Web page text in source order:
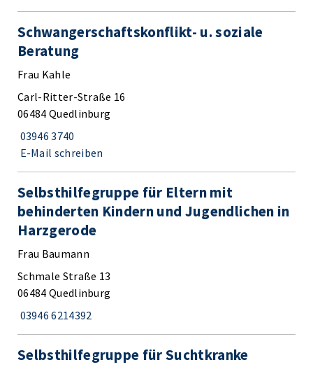
Schwangerschaftskonflikt- u. soziale
Beratung
Frau Kahle
Carl-Ritter-Straße 16
06484 Quedlinburg
03946 3740
E-Mail schreiben
Selbsthilfegruppe für Eltern mit
behinderten Kindern und Jugendlichen in
Harzgerode
Frau Baumann
Schmale Straße 13
06484 Quedlinburg
03946 6214392
Selbsthilfegruppe für Suchtkranke